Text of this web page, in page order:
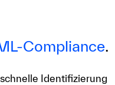
Compliance.
Identifizierung